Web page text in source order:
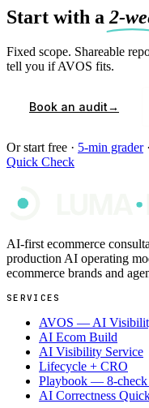
Start with a 2-
Fixed scope. Shareable
tell you if AVOS fits.
Book an audit→
Or start free · 5-min grader ·
Quick Check
AI-first ecommerce
production AI operating
ecommerce brands and
SERVICES
AVOS — AI
AI Ecom Build
AI Visibility Service
Lifecycle + CRO
Playbook — 8-check
AI Correctness